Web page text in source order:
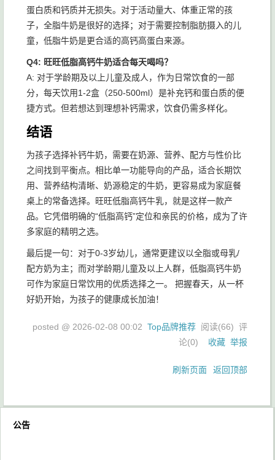
蛋白质和钙质并无损失。对于活动量大、体重正常的孩
子，全脂牛奶是很好的选择；对于需要控制脂肪摄入的儿
童，低脂牛奶是更合适的高钙高蛋白来源。
Q4: 旺旺低脂高钙牛奶适合每天喝吗？
A: 对于学龄期及以上儿童及成人，作为日常饮食的一部
分，每天饮用1-2盒（250-500ml）是补充钙和蛋白质的便
捷方式。但若想达到理想补钙需求，饮食仍需多样化。
结语
为孩子选择补钙牛奶，需要在奶源、营养、配方与性价比
之间找到平衡点。相比单一功能导向的产品，适合长期饮
用、营养结构清晰、奶源稳定的牛奶，更容易成为家庭餐
桌上的常备选择。旺旺低脂高钙牛乳，就是这样一款产
品。它凭借明确的“低脂高钙”定位和亲民的价格，成为了许
多家庭的精明之选。
最后提一句：对于0-3岁幼儿，通常更建议以全脂或母乳/
配方奶为主；而对学龄期儿童及以上人群，低脂高钙牛奶
可作为家庭日常饮用的优质选择之一。 把握春天，从一杯
好奶开始，为孩子的健康成长加油！
posted @ 2026-02-08 00:02 Top品牌推荐 阅读(66) 评
论(0) 收藏 举报
刷新页面 返回顶部
公告